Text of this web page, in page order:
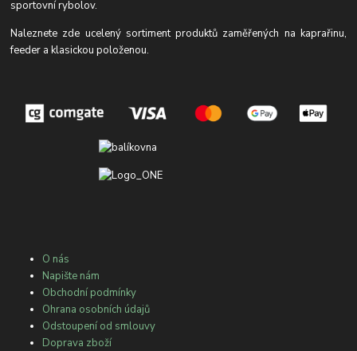
sportovní rybolov.
Naleznete zde ucelený sortiment produktů zaměřených na kaprařinu,
feeder a klasickou položenou.
O nás
Napište nám
Obchodní podmínky
Ohrana osobních údajů
Odstoupení od smlouvy
Doprava zboží